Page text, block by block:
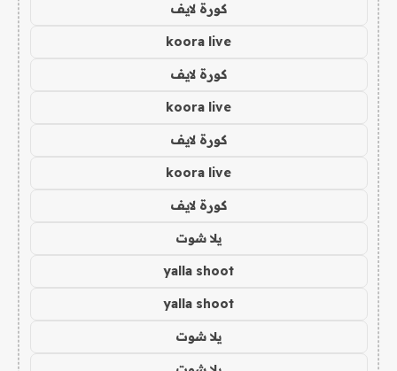
كورة لايف
koora live
كورة لايف
koora live
كورة لايف
koora live
كورة لايف
يلا شوت
yalla shoot
yalla shoot
يلا شوت